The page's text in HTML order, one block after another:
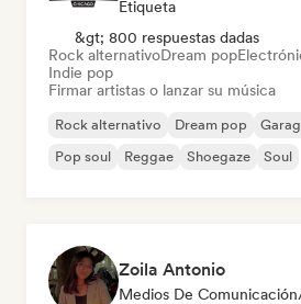
Etiqueta
&gt; 800 respuestas dadas
Rock alternativoDream pop
Indie pop
Firmar artistas o lanzar su música
Rock alternativo Dream pop
Pop soul
Reggae Shoegaze Soul
Zoila Antonio
Medios De